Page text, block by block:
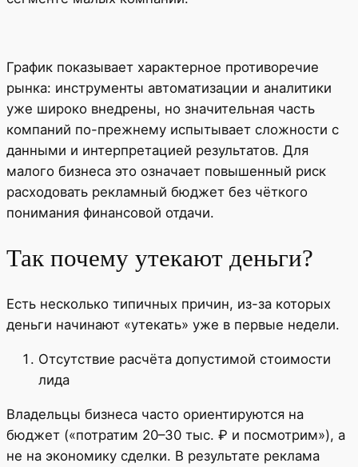
График показывает характерное противоречие
рынка: инструменты автоматизации и аналитики
уже широко внедрены, но значительная часть
компаний по-прежнему испытывает сложности с
данными и интерпретацией результатов. Для
малого бизнеса это означает повышенный риск
расходовать рекламный бюджет без чёткого
понимания финансовой отдачи.
Так почему утекают деньги?
Есть несколько типичных причин, из-за которых
деньги начинают «утекать» уже в первые недели.
Отсутствие расчёта допустимой стоимости
лида
Владельцы бизнеса часто ориентируются на
бюджет («потратим 20–30 тыс. ₽ и посмотрим»), а
не на экономику сделки. В результате реклама